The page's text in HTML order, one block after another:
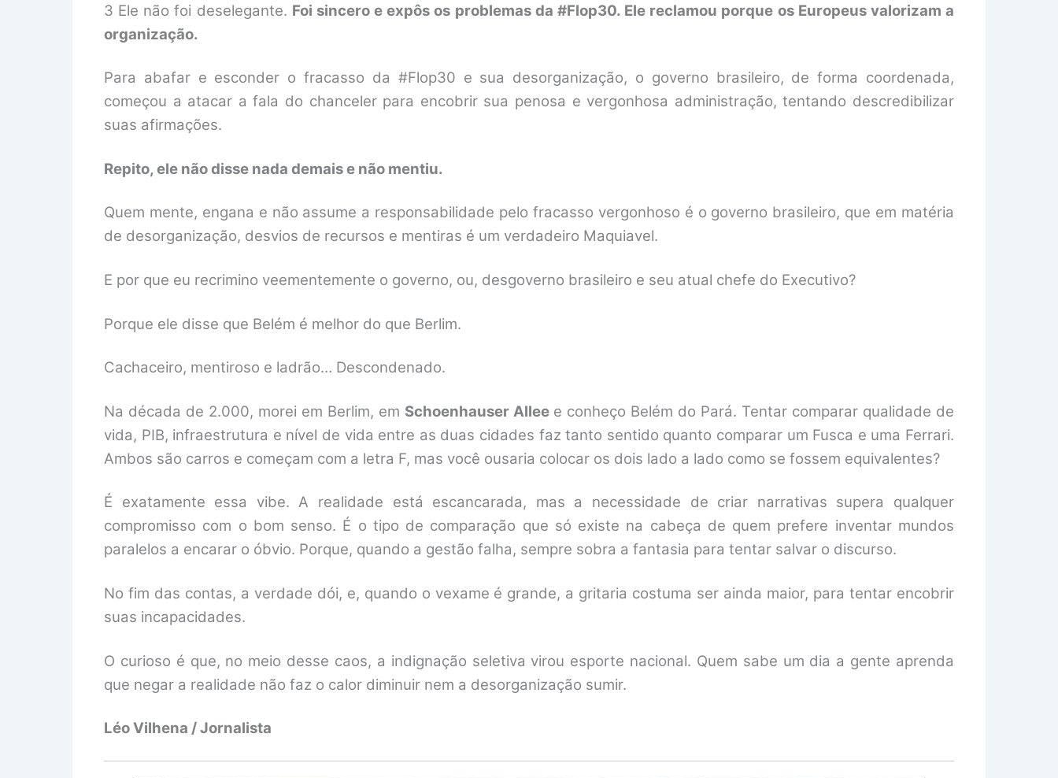
3 Ele não foi deselegante. Foi sincero e expôs os problemas da #Flop30. Ele reclamou porque os Europeus valorizam a
organização.
Para abafar e esconder o fracasso da #Flop30 e sua desorganização, o governo brasileiro, de forma coordenada,
começou a atacar a fala do chanceler para encobrir sua penosa e vergonhosa administração, tentando descredibilizar
suas afirmações.
Repito, ele não disse nada demais e não mentiu.
Quem mente, engana e não assume a responsabilidade pelo fracasso vergonhoso é o governo brasileiro, que em matéria
de desorganização, desvios de recursos e mentiras é um verdadeiro Maquiavel.
E por que eu recrimino veementemente o governo, ou, desgoverno brasileiro e seu atual chefe do Executivo?
Porque ele disse que Belém é melhor do que Berlim.
Cachaceiro, mentiroso e ladrão… Descondenado.
Na década de 2.000, morei em Berlim, em Schoenhauser Alleee conheço Belém do Pará. Tentar comparar qualidade de
vida, PIB, infraestrutura e nível de vida entre as duas cidades faz tanto sentido quanto comparar um Fusca e uma Ferrari.
Ambos são carros e começam com a letra F, mas você ousaria colocar os dois lado a lado como se fossem equivalentes?
É exatamente essa vibe. A realidade está escancarada, mas a necessidade de criar narrativas supera qualquer
compromisso com o bom senso. É o tipo de comparação que só existe na cabeça de quem prefere inventar mundos
paralelos a encarar o óbvio. Porque, quando a gestão falha, sempre sobra a fantasia para tentar salvar o discurso.
No fim das contas, a verdade dói, e, quando o vexame é grande, a gritaria costuma ser ainda maior, para tentar encobrir
suas incapacidades.
O curioso é que, no meio desse caos, a indignação seletiva virou esporte nacional. Quem sabe um dia a gente aprenda
que negar a realidade não faz o calor diminuir nem a desorganização sumir.
Léo Vilhena / Jornalista